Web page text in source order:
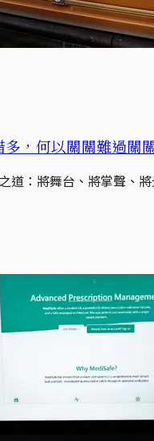
，何以關關難過關
道：將舞台、將掌聲、